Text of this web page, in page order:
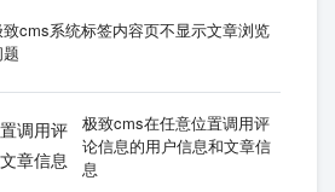
cms系统标签内容页不显示文章浏览
极致cms在任意位置调用评
论信息的用户信息和文章信
息